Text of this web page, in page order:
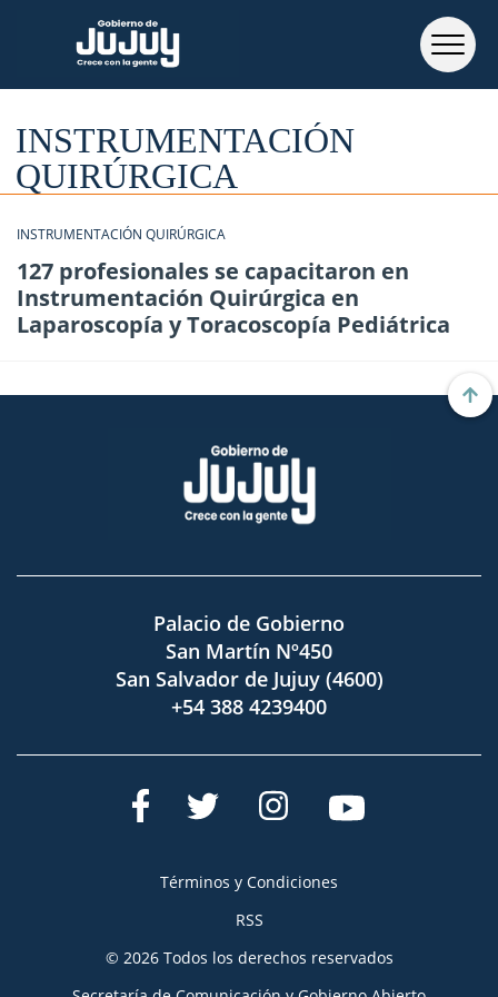
INSTRUMENTACIÓN
QUIRÚRGICA
INSTRUMENTACIÓN QUIRÚRGICA
127 profesionales se capacitaron en
Instrumentación Quirúrgica en
Laparoscopía y Toracoscopía Pediátrica
Palacio de Gobierno
San Martín Nº450
San Salvador de Jujuy (4600)
+54 388 4239400
Términos y Condiciones
RSS
© 2026 Todos los derechos reservados